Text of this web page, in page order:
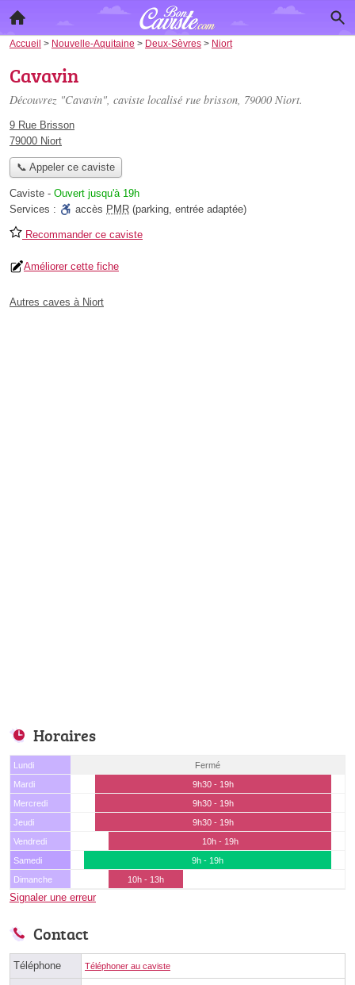
Accueil > Nouvelle-Aquitaine > Deux-Sèvres > Niort
Cavavin
Découvrez "Cavavin", caviste localisé rue brisson, 79000 Niort.
9 Rue Brisson
79000 Niort
📞 Appeler ce caviste
Caviste - Ouvert jusqu'à 19h
Services :
accès PMR (parking, entrée adaptée)
Recommander ce caviste
Améliorer cette fiche
Autres caves à Niort
Horaires
Lundi
Fermé
Mardi
9h30 - 19h
Mercredi
9h30 - 19h
Jeudi
9h30 - 19h
Vendredi
10h - 19h
Samedi
9h - 19h
Dimanche
10h - 13h
Signaler une erreur
Contact
Téléphone Téléphoner au caviste